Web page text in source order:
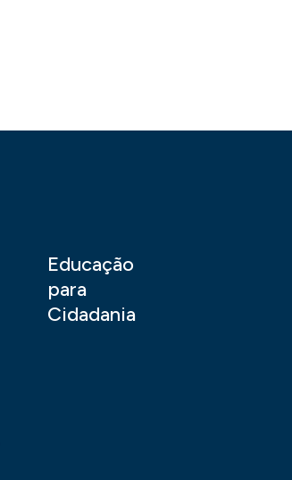
Educação
para
Cidadania